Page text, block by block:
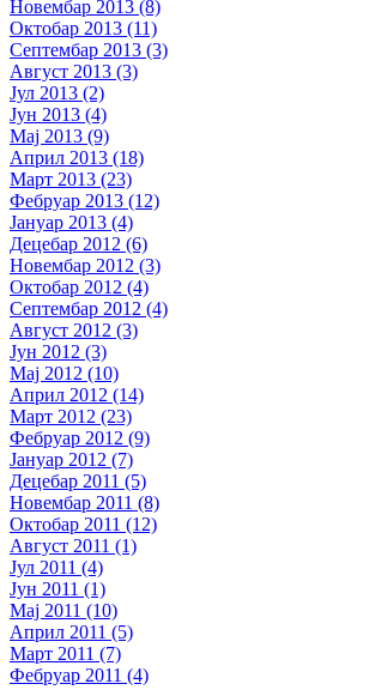
Новембар 2013 (8)
Октобар 2013 (11)
Септембар 2013 (3)
Август 2013 (3)
Јул 2013 (2)
Јун 2013 (4)
Мај 2013 (9)
Април 2013 (18)
Март 2013 (23)
Фебруар 2013 (12)
Јануар 2013 (4)
Децебар 2012 (6)
Новембар 2012 (3)
Октобар 2012 (4)
Септембар 2012 (4)
Август 2012 (3)
Јун 2012 (3)
Мај 2012 (10)
Април 2012 (14)
Март 2012 (23)
Фебруар 2012 (9)
Јануар 2012 (7)
Децебар 2011 (5)
Новембар 2011 (8)
Октобар 2011 (12)
Август 2011 (1)
Јул 2011 (4)
Јун 2011 (1)
Мај 2011 (10)
Април 2011 (5)
Март 2011 (7)
Фебруар 2011 (4)